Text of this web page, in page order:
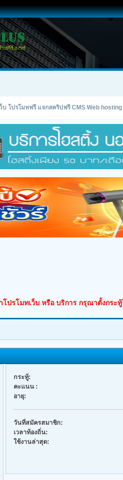
โปรโมทฟรี แจกสคริปฟรี CMS Web hosting
ปรโมทเว็บ หรือ บริการ กรุณาตั้งกระ
กระทู้:
คะแนน :
อายุ:
วันที่สมัครสมาชิก:
เวลาท้องถิ่น:
ใช้งานล่าสุด: